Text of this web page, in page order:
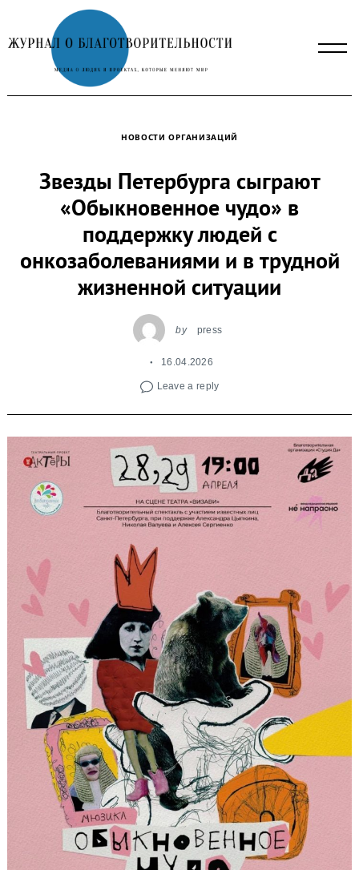
to
content
НОВОСТИ ОРГАНИЗАЦИЙ
Звезды Петербурга сыграют
«Обыкновенное чудо» в
поддержку людей с
онкозаболеваниями и в трудной
жизненной ситуации
by press
16.04.2026
Leave a reply